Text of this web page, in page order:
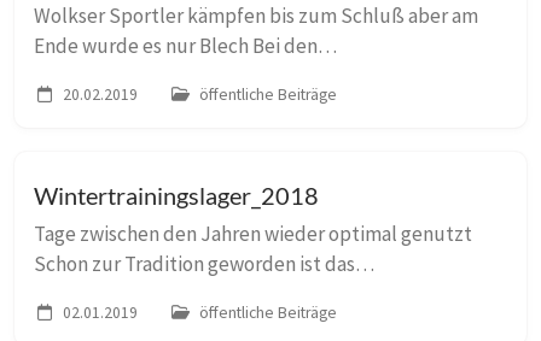
Wolkser Sportler kämpfen bis zum Schluß aber am
Ende wurde es nur Blech Bei den
Skivereine am 08.-10.02.19 in Oberwiesenthal ging es
20.02.2019 öffentliche Beiträge
Wintertrainingslager_2018
Tage zwischen den Jahren wieder optimal genutzt
Schon zur Tradition geworden ist das
Jahren. So fuhren auch in diesem Jahr unsere Sportler
02.01.2019 öffentliche Beiträge